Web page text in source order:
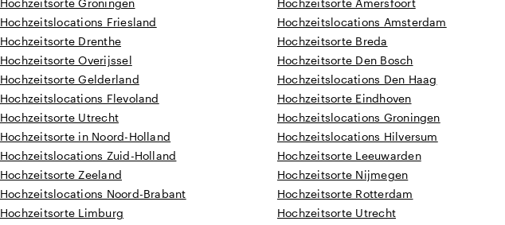
Hochzeitsorte Groningen
Hochzeitslocations Friesland
Hochzeitsorte Drenthe
Hochzeitsorte Overijssel
Hochzeitsorte Gelderland
Hochzeitslocations Flevoland
Hochzeitsorte Utrecht
Hochzeitsorte in Noord-Holland
Hochzeitslocations Zuid-Holland
Hochzeitsorte Zeeland
Hochzeitslocations Noord-Brabant
Hochzeitsorte Limburg
Hochzeitsorte Amersfoort
Hochzeitslocations Amsterdam
Hochzeitsorte Breda
Hochzeitsorte Den Bosch
Hochzeitslocations Den Haag
Hochzeitsorte Eindhoven
Hochzeitslocations Groningen
Hochzeitslocations Hilversum
Hochzeitsorte Leeuwarden
Hochzeitsorte Nijmegen
Hochzeitsorte Rotterdam
Hochzeitsorte Utrecht